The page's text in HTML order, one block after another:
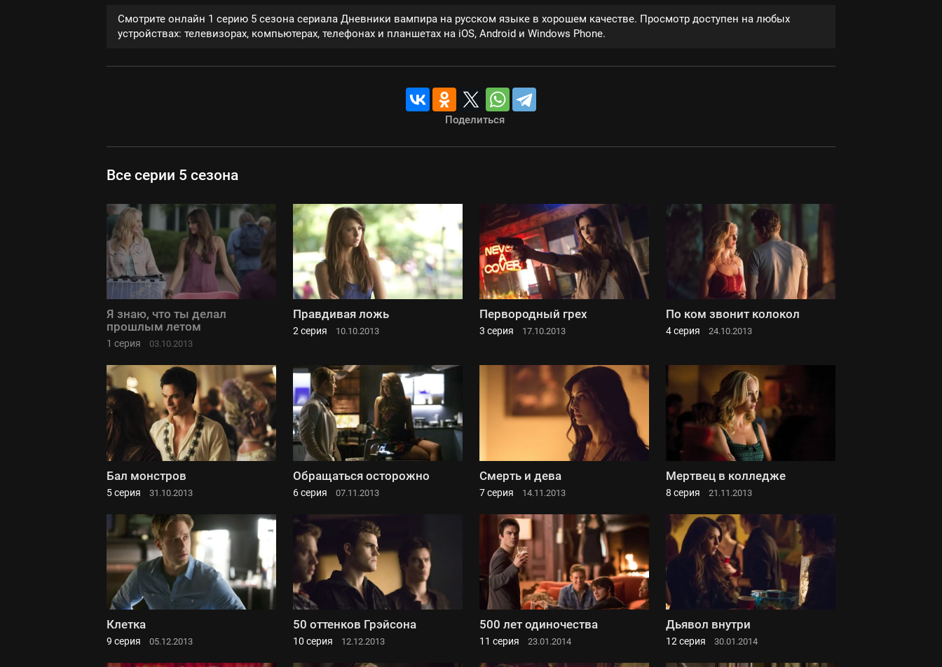
Смотрите онлайн 1 серию 5 сезона сериала Дневники вампира на русском языке в хорошем качестве. Просмотр доступен на любых
устройствах: телевизорах, компьютерах, телефонах и планшетах на iOS, Android и Windows Phone.
Поделиться
Все серии 5 сезона
Я знаю, что ты делал
прошлым летом
1 серия 03.10.2013
Правдивая ложь
2 серия 10.10.2013
Первородный грех
3 серия 17.10.2013
По ком звонит колокол
4 серия 24.10.2013
Бал монстров
5 серия 31.10.2013
Обращаться осторожно
6 серия 07.11.2013
Смерть и дева
7 серия 14.11.2013
Мертвец в колледже
8 серия 21.11.2013
Клетка
9 серия 05.12.2013
50 оттенков Грэйсона
10 серия 12.12.2013
500 лет одиночества
11 серия 23.01.2014
Дьявол внутри
12 серия 30.01.2014